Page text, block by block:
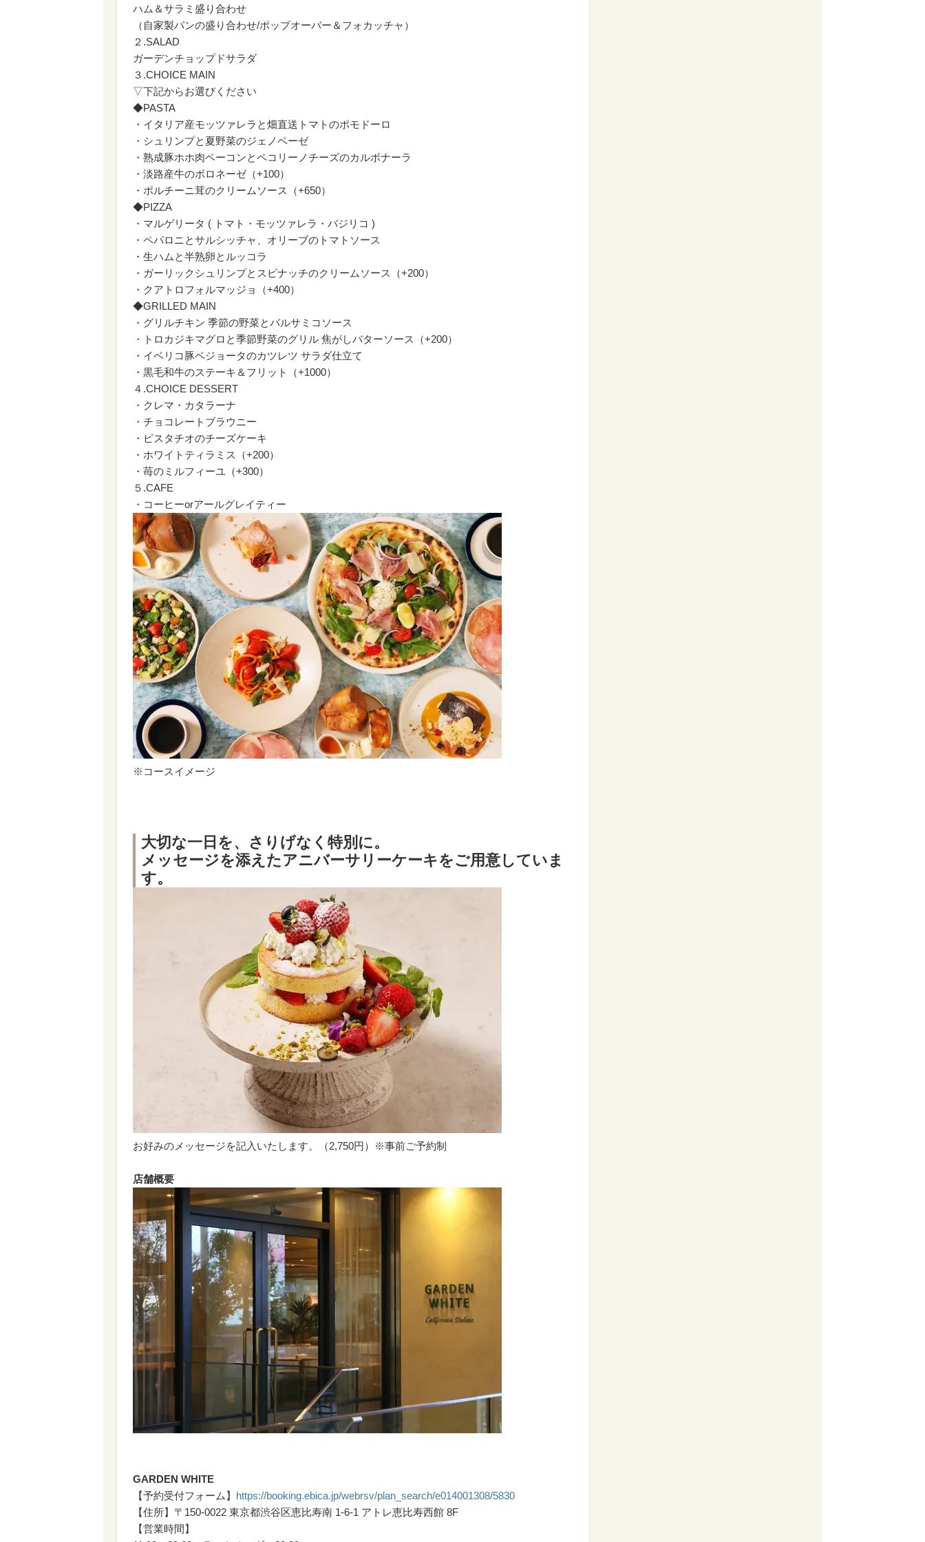
ハム＆サラミ盛り合わせ
（自家製パンの盛り合わせ/ポップオーバー＆フォカッチャ）
２.SALAD
ガーデンチョップドサラダ
３.CHOICE MAIN
▽下記からお選びください
◆PASTA
・イタリア産モッツァレラと畑直送トマトのポモドーロ
・シュリンプと夏野菜のジェノベーゼ
・熟成豚ホホ肉ベーコンとペコリーノチーズのカルボナーラ
・淡路産牛のボロネーゼ（+100）
・ポルチーニ茸のクリームソース（+650）
◆PIZZA
・マルゲリータ ( トマト・モッツァレラ・バジリコ )
・ペパロニとサルシッチャ、オリーブのトマトソース
・生ハムと半熟卵とルッコラ
・ガーリックシュリンプとスピナッチのクリームソース（+200）
・クアトロフォルマッジョ（+400）
◆GRILLED MAIN
・グリルチキン 季節の野菜とバルサミコソース
・トロカジキマグロと季節野菜のグリル 焦がしバターソース（+200）
・イベリコ豚ベジョータのカツレツ サラダ仕立て
・黒毛和牛のステーキ＆フリット（+1000）
４.CHOICE DESSERT
・クレマ・カタラーナ
・チョコレートブラウニー
・ピスタチオのチーズケーキ
・ホワイトティラミス（+200）
・苺のミルフィーユ（+300）
５.CAFE
・コーヒーorアールグレイティー
※コースイメージ
大切な一日を、さりげなく特別に。
メッセージを添えたアニバーサリーケーキをご用意していま
す。
お好みのメッセージを記入いたします。（2,750円）※事前ご予約制
店舗概要
GARDEN WHITE
【予約受付フォーム】 https://booking.ebica.jp/webrsv/plan_search/e014001308/5830
【住所】〒150-0022 東京都渋谷区恵比寿南 1-6-1 アトレ恵比寿西館 8F
【営業時間】